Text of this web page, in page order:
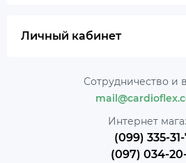
Личный кабинет
Сотрудничество и
Интернет
(099) 335-
(097) 034-